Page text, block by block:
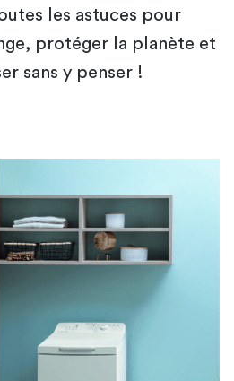
les astuces pour
protéger la planète et
sans y penser !